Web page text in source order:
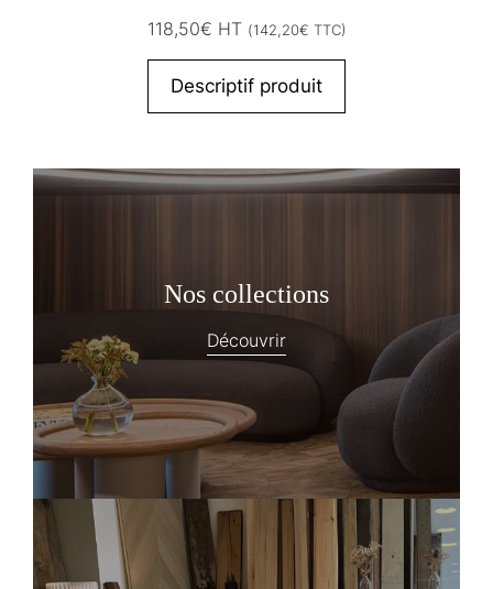
118,50€ HT (142,20€ TTC)
Descriptif produit
Nos collections
Découvrir